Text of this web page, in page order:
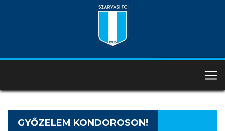
GYŐZELEM KONDOROSON!